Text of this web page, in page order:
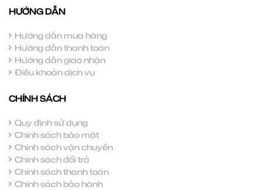
HƯỚNG DẪN
Hướng dẫn mua hàng
Hướng dẫn thanh toán
Hướng dẫn giao nhận
Điều khoản dịch vụ
CHÍNH SÁCH
Quy định sử dụng
Chính sách bảo mật
Chính sách vận chuyển
Chính sách đổi trả
Chính sách thanh toán
Chính sách bảo hành